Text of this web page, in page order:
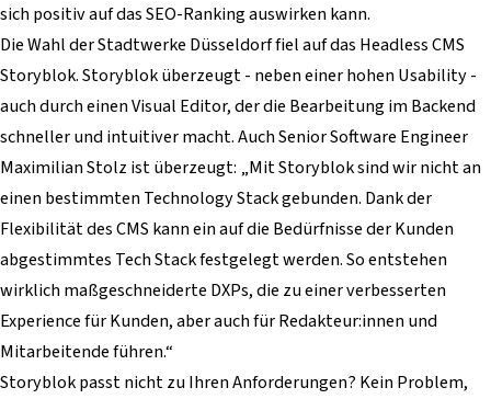
sich positiv auf das SEO-Ranking auswirken kann.
Die Wahl der Stadtwerke Düsseldorf fiel auf das Headless CMS
Storyblok. Storyblok überzeugt - neben einer hohen Usability -
auch durch einen Visual Editor, der die Bearbeitung im Backend
schneller und intuitiver macht. Auch Senior Software Engineer
Maximilian Stolz ist überzeugt: „Mit Storyblok sind wir nicht an
einen bestimmten Technology Stack gebunden. Dank der
Flexibilität des CMS kann ein auf die Bedürfnisse der Kunden
abgestimmtes Tech Stack festgelegt werden. So entstehen
wirklich maßgeschneiderte DXPs, die zu einer verbesserten
Experience für Kunden, aber auch für Redakteur:innen und
Mitarbeitende führen.“
Storyblok passt nicht zu Ihren Anforderungen? Kein Problem,